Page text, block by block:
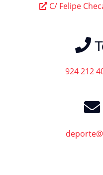
C/ Felipe
924 212